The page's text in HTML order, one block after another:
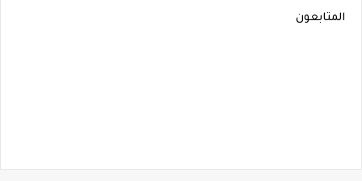
المتابعون